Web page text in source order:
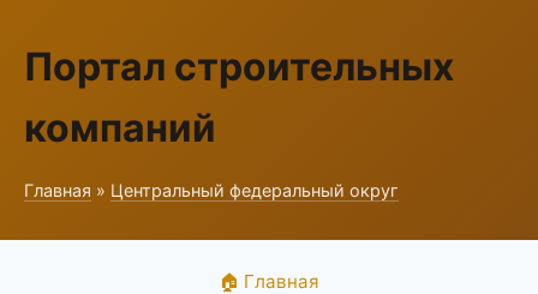
Портал строительных
компаний
Главная » Центральный федеральный округ
🏠 Главная